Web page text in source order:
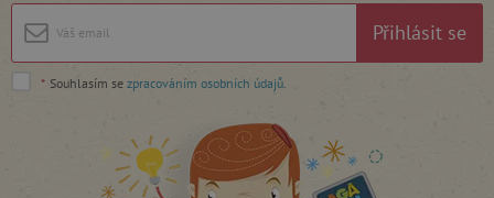
Přihlásit se
* Souhlasím se zpracováním osobních údajů
_lb_ccc .agatinsvet.cz